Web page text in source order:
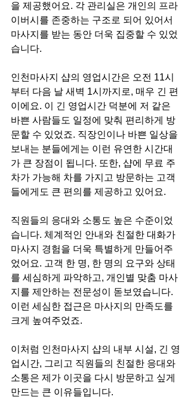
을 제공했어요. 각 관리실은 개인의 프라
이버시를 존중하는 구조로 되어 있어서
마사지를 받는 동안 더욱 집중할 수 있었
습니다.
인천마사지 샵의 영업시간은 오전 11시
부터 다음 날 새벽 1시까지로, 매우 긴 편
이에요. 이 긴 영업시간 덕분에 저 같은
바쁜 사람들도 일정에 맞춰 편리하게 방
문할 수 있었죠. 직장인이나 바쁜 일상을
보내는 분들에게는 이런 유연한 시간대
가 큰 장점이 됩니다. 또한, 샵에 무료 주
차가 가능해 차를 가지고 방문하는 고객
들에게도 큰 편의를 제공하고 있어요.
직원들의 응대와 소통도 높은 수준이었
습니다. 체계적인 안내와 친절한 대화가
마사지 경험을 더욱 특별하게 만들어주
었어요. 고객 한 명, 한 명의 요구와 상태
를 세심하게 파악하고, 개인별 맞춤 마사
지를 제안하는 전문성이 돋보였습니다.
이런 세심한 접근은 마사지의 만족도를
크게 높여주었죠.
이처럼 인천마사지 샵의 내부 시설, 긴 영
업시간, 그리고 직원들의 친절한 응대와
소통은 제가 이곳을 다시 방문하고 싶게
만드는 큰 이유들입니다.